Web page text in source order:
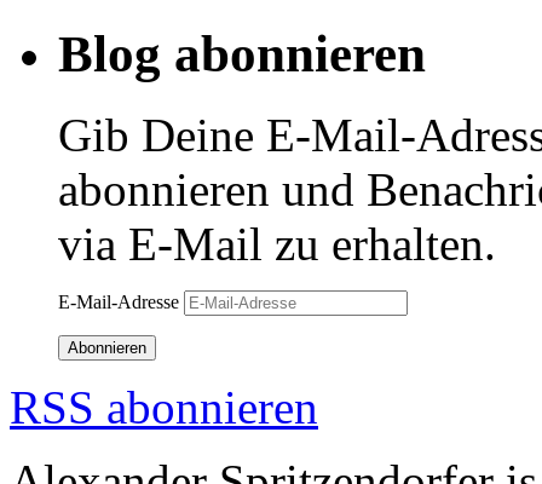
Blog abonnieren
Gib Deine E-Mail-
abonnieren und
via E-Mail zu erhalten.
E-Mail-Adresse
Abonnieren
RSS abonnieren